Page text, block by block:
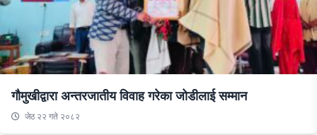
गौमुखीद्वारा अन्तरजातीय विवाह गरेका जोडीलाई सम्मान
जेठ २२ गते २०८२